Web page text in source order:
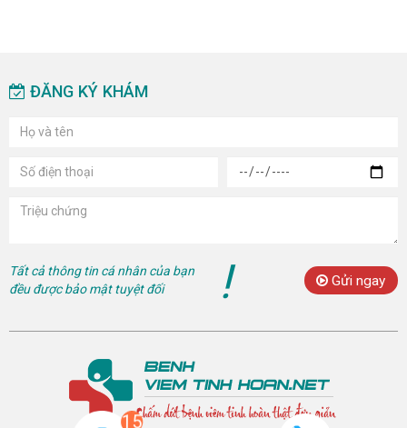
ĐĂNG KÝ KHÁM
Tất cả thông tin cá nhân của bạn
đều được bảo mật tuyệt đối
! Gửi ngay
15